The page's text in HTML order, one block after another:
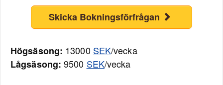
Skicka Bokningsförfrågan
Högsäsong: 13000 SEK/vecka
Lågsäsong: 9500 SEK/vecka